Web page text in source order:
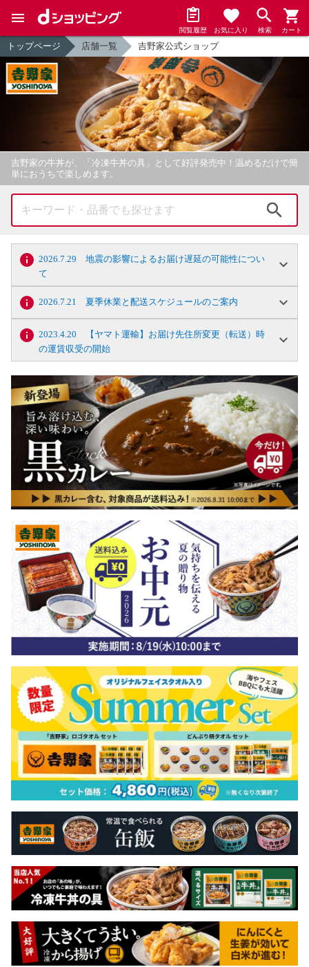
閲覧履歴 お気に入り 検索 カート
トップページ 店舗一覧 吉野家公式ショップ
吉野家の牛丼が、「冷凍牛丼の具」として好評発売中！温めるだけで簡
単におうちで楽しめます。
2026.7.29 地震の影響によるお届け遅延の可能性につい
て
2026.7.21 夏季休業と配送スケジュールのご案内
2023.4.20 【ヤマト運輸】お届け先住所変更（転送）時
の運賃収受の開始